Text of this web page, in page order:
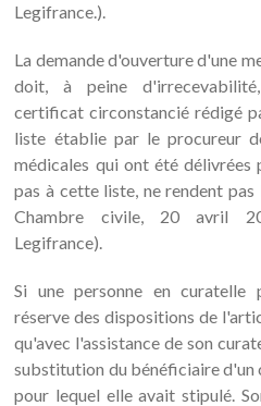
Legifrance.).
La demande d'ouverture d'une
doit, à peine
certificat circonstancié rédigé
liste établie par le procureur
médicales qui ont été délivrées
pas à cette liste, ne rendent
Chambre civile, 20 avril
Legifrance).
Si une personne en curatelle
réserve des dispositions de
qu'avec l'assistance de son
substitution du bénéficiaire d'un
pour lequel elle avait stipulé.